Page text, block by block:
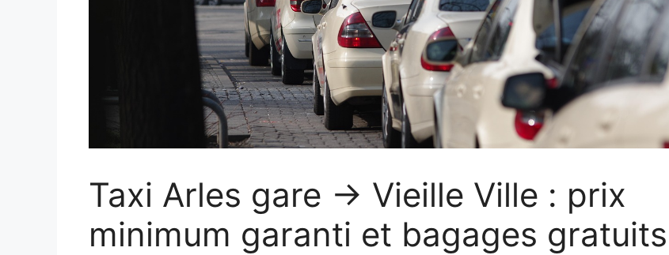
Taxi Arles gare → Vieille Ville : prix
minimum garanti et bagages gratuits